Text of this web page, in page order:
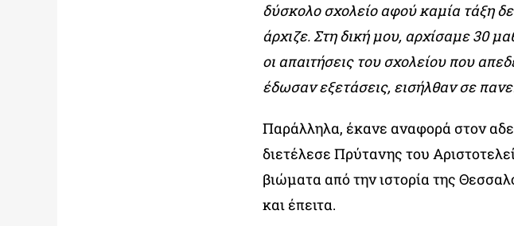
δύσκολο σχολείο αφού καμία τάξη
άρχιζε. Στη δική μου, αρχίσαμε 30
οι απαιτήσεις του σχολείου που
έδωσαν εξετάσεις, εισήλθαν σε
Παράλληλα, έκανε αναφορά στον
διετέλεσε Πρύτανης του
βιώματα από την ιστορία της
και έπειτα.